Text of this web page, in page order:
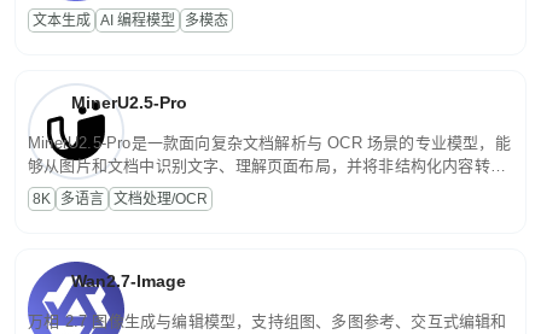
话端到端交付生产级成果。原生视觉理解贯穿规划、执行与验证全流
程，支持超长文档与长视频的深度语义解析。长程任务中自主规划与
文本生成 AI 编程模型 多模态
MinerU2.5-Pro
MinerU2.5-Pro是一款面向复杂文档解析与 OCR 场景的专业模型，能
够从图片和文档中识别文字、理解页面布局，并将非结构化内容转换
为便于存储、检索和二次处理的结构化结果。
8K 多语言 文档处理/OCR
Wan2.7-Image
万相 2.7 图像生成与编辑模型，支持组图、多图参考、交互式编辑和